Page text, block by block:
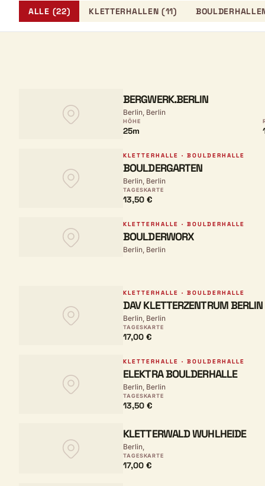
ALLE (22) KLETTERHALLEN (11)
BERGWERK.BERLIN
Berlin, Berlin
HÖHE
25m
KLETTERHALLE · BOULDERHALLE
BOULDERGARTEN
Berlin, Berlin
TAGESKARTE
13,50 €
KLETTERHALLE · BOULDERHALLE
BOULDERWORX
Berlin, Berlin
KLETTERHALLE · BOULDERHALLE
DAV KLETTERZENTRUM BERLIN
Berlin, Berlin
TAGESKARTE
17,00 €
KLETTERHALLE · BOULDERHALLE
ELEKTRA BOULDERHALLE
Berlin, Berlin
TAGESKARTE
13,50 €
KLETTERWALD WUHLHEIDE
Berlin,
TAGESKARTE
17,00 €